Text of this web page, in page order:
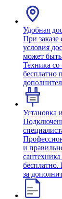
Удобная
При
условия
может
Техника со
бесплатно
Установка
и
за